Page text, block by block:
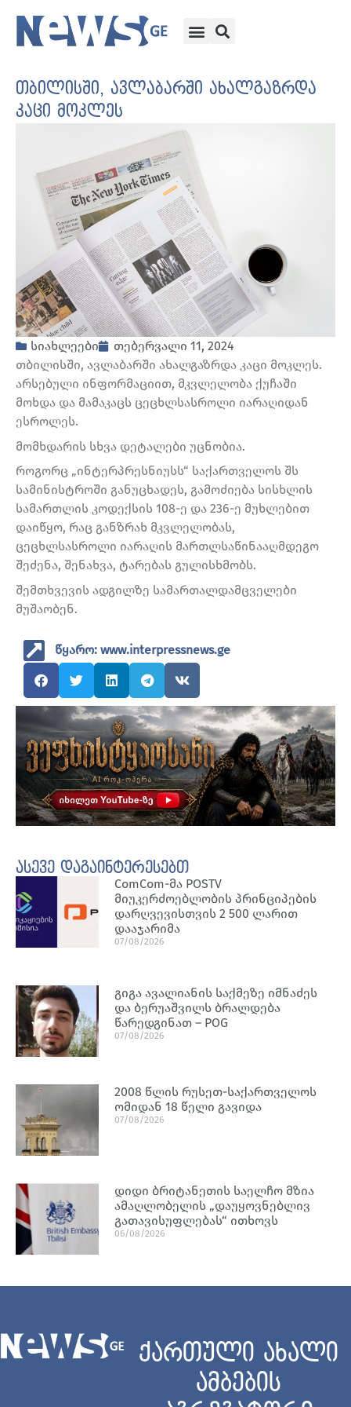
თბილისში, ავლაბარში ახალგაზრდა
კაცი მოკლეს
სიახლეები
თებერვალი 11, 2024
თბილისში, ავლაბარში ახალგაზრდა კაცი მოკლეს.
არსებული ინფორმაციით, მკვლელობა ქუჩაში
მოხდა და მამაკაცს ცეცხლსასროლი იარაღიდან
ესროლეს.
მომხდარის სხვა დეტალები უცნობია.
როგორც „ინტერპრესნიუსს“ საქართველოს შს
სამინისტროში განუცხადეს, გამოძიება სისხლის
სამართლის კოდექსის 108-ე და 236-ე მუხლებით
დაიწყო, რაც განზრახ მკვლელობას,
ცეცხლსასროლი იარაღის მართლსაწინააღმდეგო
შეძენა, შენახვა, ტარებას გულისხმობს.
შემთხვევის ადგილზე სამართალდამცველები
მუშაობენ.
წყარო: www.interpressnews.ge
ასევე დაგაინტერესებთ
ComCom-მა POSTV
მიუკერძოებლობის პრინციპების
დარღვევისთვის 2 500 ლარით
დააჯარიმა
07/08/2026
გიგა ავალიანის საქმეზე იმნაძეს
და ბერუაშვილს ბრალდება
წარედგინათ – POG
07/08/2026
2008 წლის რუსეთ-საქართველოს
ომიდან 18 წელი გავიდა
07/08/2026
დიდი ბრიტანეთის საელჩო მზია
ამაღლობელის „დაუყოვნებლივ
გათავისუფლებას“ ითხოვს
06/08/2026
ქართული ახალი
ამბების